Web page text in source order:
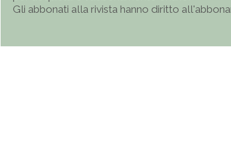
Gli abbonati alla rivista hanno diritto